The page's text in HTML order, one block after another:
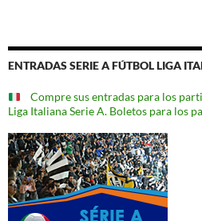
ENTRADAS SERIE A FÚTBOL LIGA
Compre sus entradas para los
Liga Italiana Serie A. Boletos para los